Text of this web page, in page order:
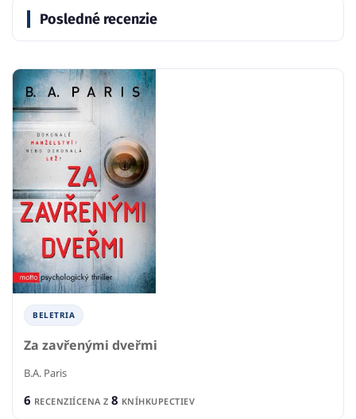
Posledné recenzie
BELETRIA
Za zavřenými dveřmi
B.A. Paris
6 RECENZIÍCENA Z 8 KNÍHKUPECTIEV